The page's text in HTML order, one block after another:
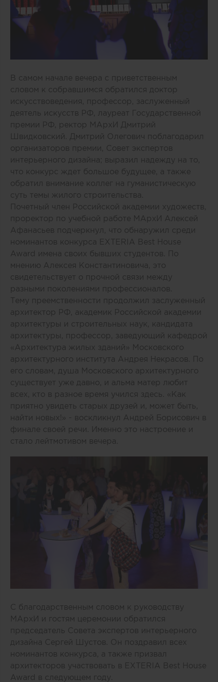
В самом начале вечера с приветственным
словом к собравшимся обратился доктор
искусствоведения, профессор, заслуженный
деятель искусств РФ, лауреат Государственной
премии РФ, ректор МАрхИ Дмитрий
Швидковский. Дмитрий Олегович поблагодарил
организаторов премии, Совет экспертов
интерьерного дизайна; выразил надежду на то,
что конкурс ждет большое будущее, а также
обратил внимание коллег на гуманистическую
суть темы жилого строительства.
Почетный член Российской академии художеств,
проректор по учебной работе МАрхИ Алексей
Афанасьев подчеркнул, что обнаружил среди
номинантов конкурса EXTERIA Best House
Award имена своих бывших студентов. По
мнению Алексея Константиновича, это
свидетельствует о прочной связи между
разными поколениями профессионалов.
Тему преемственности продолжил заслуженный
архитектор РФ, академик Российской академии
архитектуры и строительных наук, кандидата
архитектуры, профессор, заведующий кафедрой
«Архитектура жилых зданий» Московского
архитектурного института Андрея Некрасов. По
его словам, душа Московского архитектурного
существует уже давно, и альма матер любит
всех, кто в разное время учился здесь. «Как
приятно увидеть старых друзей и, может быть,
найти новых!» - воскликнул Андрей Борисович в
финале своей речи. Именно это настроение и
стало лейтмотивом вечера.
С благодарственным словом к руководству
МАрхИ и гостям церемонии обратился
председатель Совета экспертов интерьерного
дизайна Сергей Шустов. Он поздравил всех
номинантов конкурса, а также призвал
архитекторов участвовать в EXTERIA Best House
Award в следующем году.